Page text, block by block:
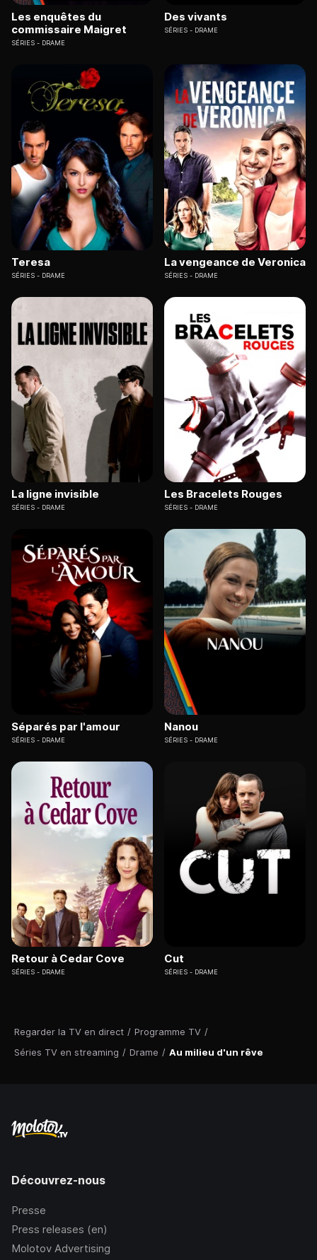
Regarder la TV en direct / Programme TV /
Séries TV en streaming / Drame / Au milieu d'un rêve
Les enquêtes du
commissaire Maigret
SÉRIES DRAME
Des vivants
SÉRIES DRAME
Teresa
SÉRIES DRAME
La vengeance de Veronica
SÉRIES DRAME
La ligne invisible
SÉRIES DRAME
Les Bracelets Rouges
SÉRIES DRAME
Séparés par l'amour
SÉRIES DRAME
Nanou
SÉRIES DRAME
Retour à Cedar Cove
SÉRIES DRAME
Cut
SÉRIES DRAME
Découvrez-nous
Presse
Press releases (en)
Molotov Advertising